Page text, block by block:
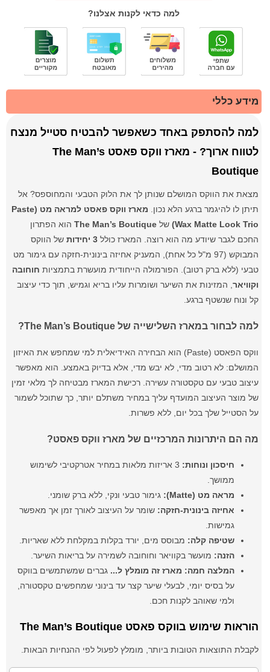
למה כדאי לקנות אצלנו?
מידע כללי
למה להסתפק באחד כשאפשר להבטיח סטייל מנצח
לטווח ארוך? - מארז ווקס פאסט The Man’s
Boutique
מצאת את הווקס המושלם שנותן לך את הלוק הטבעי והמחוספס? אל
תיתן לו להיגמר ברגע הלא נכון.
מארז ווקס פאסט למראה מט (Paste
Wax Matte Look Trio) שלThe Man’s Boutique הוא הפתרון
החכם לגבר שיודע מה הוא רוצה. המארז כולל3 יחידות
של הווקס
המבוקש (97 מ"ל כל אחת), המעניק אחיזה בינונית-חזקה עם גימור מט
טבעי (ללא ברק רטוב). הפורמולה הייחודית מועשרת בתמציות חוחובה
וקוויאר , המזינות את השיער ושומרות עליו בריא וגמיש, תוך כדי עיצוב
קל ונוח שנשטף ברגע.
למה לבחור במארז השלישייה של The Man’s Boutique?
ווקס הפאסט (Paste) הוא הבחירה האידיאלית למי שמחפש את האיזון
המושלם: לא רטוב מדי, לא יבש מדי, אלא בדיוק באמצע. הוא מאפשר
עיצוב טבעי עם טקסטורה עשירה. רכישת המארז מבטיחה לך מלאי זמין
של מוצר העיצוב המועדף עליך במחיר משתלם יותר, כך שתוכל לשמור
על הסטייל שלך בכל יום, ללא פשרות.
מה הם היתרונות המרכזיים של מארז ווקס פאסט?
חיסכון ונוחות:
3 אריזות מלאות במחיר אטרקטיבי לשימוש
ממושך.
מראה מט (Matte):
גימור טבעי ונקי, ללא ברק שומני.
אחיזה בינונית-חזקה: שומר על העיצוב לאורך זמן אך מאפשר
גמישות.
שטיפה קלה: מבוסס מים, יורד בקלות במקלחת ללא שאריות.
הזנה: מועשר בקוויאר וחוחובה לשמירה על בריאות השיער.
המלצה חמה: מארז זה מומלץ ל... גברים שמשתמשים בווקס
על בסיס יומי, לבעלי שיער קצר עד בינוני שמחפשים טקסטורה,
ולמי שאוהב לקנות חכם.
הוראות שימוש בווקס פאסט The Man’s Boutique
לקבלת התוצאות הטובות ביותר, מומלץ לפעול לפי ההנחיות הבאות.